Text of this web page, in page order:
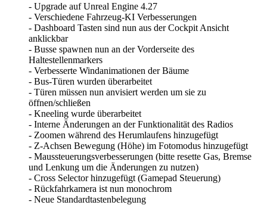
- Upgrade auf Unreal Engine 4.27
- Verschiedene Fahrzeug-KI Verbesserungen
- Dashboard Tasten sind nun aus der Cockpit Ansicht
anklickbar
- Busse spawnen nun an der Vorderseite des
Haltestellenmarkers
- Verbesserte Windanimationen der Bäume
- Bus-Türen wurden überarbeitet
- Türen müssen nun anvisiert werden um sie zu
öffnen/schließen
- Kneeling wurde überarbeitet
- Interne Änderungen an der Funktionalität des Radios
- Zoomen während des Herumlaufens hinzugefügt
- Z-Achsen Bewegung (Höhe) im Fotomodus hinzugefügt
- Maussteuerungsverbesserungen (bitte resette Gas, Bremse
und Lenkung um die Änderungen zu nutzen)
- Cross Selector hinzugefügt (Gamepad Steuerung)
- Rückfahrkamera ist nun monochrom
- Neue Standardtastenbelegung